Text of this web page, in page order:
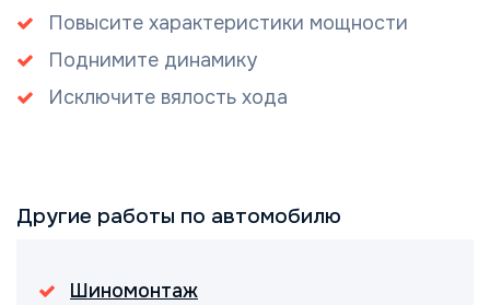
Повысите характеристики мощности
Поднимите динамику
Исключите вялость хода
Другие работы по автомобилю
Шиномонтаж